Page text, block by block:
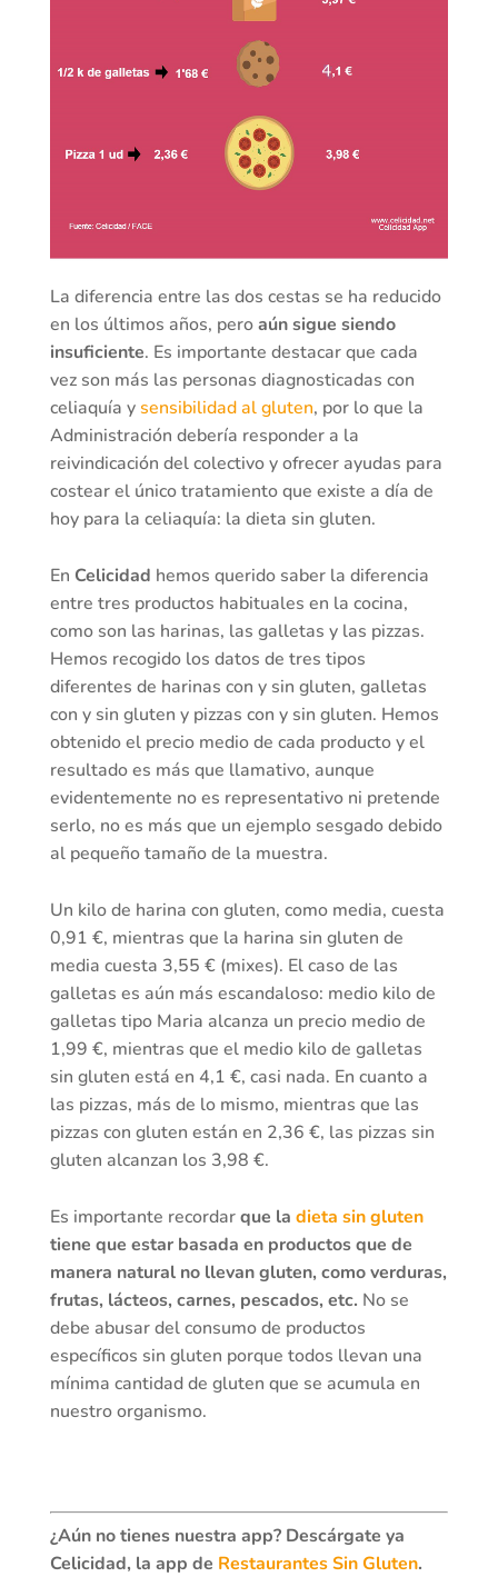
La diferencia entre las dos cestas se ha reducido
en los últimos años, peroaún sigue siendo
insuficiente. Es importante destacar que cada
vez son más las personas diagnosticadas con
celiaquía ysensibilidad al gluten, por lo que la
Administración debería responder a la
reivindicación del colectivo y ofrecer ayudas para
costear el único tratamiento que existe a día de
hoy para la celiaquía: la dieta sin gluten.
En Celicidad hemos querido saber la diferencia
entre tres productos habituales en la cocina,
como son las harinas, las galletas y las pizzas.
Hemos recogido los datos de tres tipos
diferentes de harinas con y sin gluten, galletas
con y sin gluten y pizzas con y sin gluten. Hemos
obtenido el precio medio de cada producto y el
resultado es más que llamativo, aunque
evidentemente no es representativo ni pretende
serlo, no es más que un ejemplo sesgado debido
al pequeño tamaño de la muestra.
Un kilo de harina con gluten, como media, cuesta
0,91 €, mientras que la harina sin gluten de
media cuesta 3,55 € (mixes). El caso de las
galletas es aún más escandaloso: medio kilo de
galletas tipo Maria alcanza un precio medio de
1,99 €, mientras que el medio kilo de galletas
sin gluten está en 4,1 €, casi nada. En cuanto a
las pizzas, más de lo mismo, mientras que las
pizzas con gluten están en 2,36 €, las pizzas sin
gluten alcanzan los 3,98 €.
Es importante recordarque la dieta sin gluten
tiene que estar basada en productos que de
manera natural no llevan gluten, como verduras,
frutas, lácteos, carnes, pescados, etc. No se
debe abusar del consumo de productos
específicos sin gluten porque todos llevan una
mínima cantidad de gluten que se acumula en
nuestro organismo.
¿Aún no tienes nuestra app? Descárgate ya
Celicidad, la app de Restaurantes Sin Gluten.